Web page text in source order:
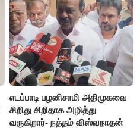
எடப்பாடி பழனிசாமி அதிமுகவை
சிறிது சிறிதாக அழித்து
வருகிறார்- நத்தம் விஸ்வநாதன்